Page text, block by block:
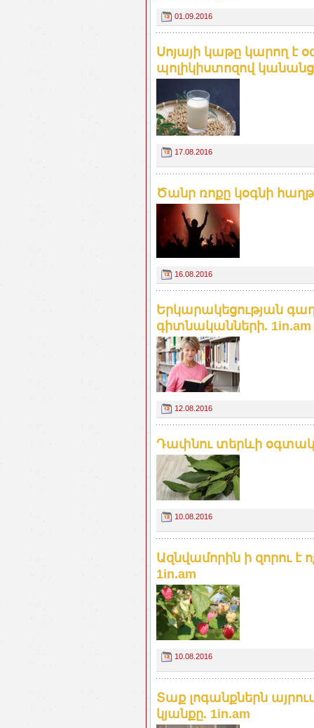
01.09.2016
Սոյայի կաթը կարող է
պոլիկիստոզով
17.08.2016
Ծանր ռոքը կօգնի
16.08.2016
Երկարակեցության
գիտնականների. 1in.am
12.08.2016
Դափնու տերևի
10.08.2016
Ազնվամորին ի զորու է
1in.am
10.08.2016
Տաք լոգանքներն
կյանքը. 1in.am